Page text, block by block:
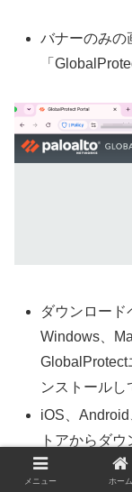
バナーのみの
「
ダウンロード
Windows、
GlobalProtect
ンストールし
iOS、
トアからダ
い。
メニュー ホーム